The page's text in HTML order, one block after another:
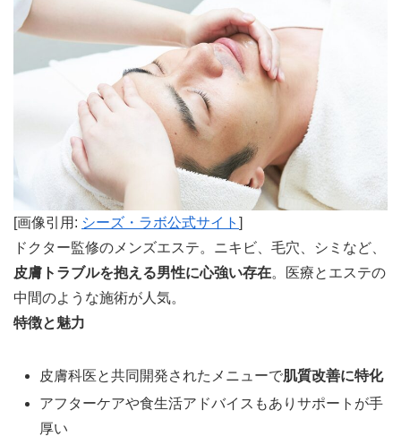
[画像引用: シーズ・ラボ公式サイト ]
ドクター監修のメンズエステ。ニキビ、毛穴、シミなど、
皮膚トラブルを抱える男性に心強い存在。医療とエステの
中間のような施術が人気。
特徴と魅力
皮膚科医と共同開発されたメニューで肌質改善に特化
アフターケアや食生活アドバイスもありサポートが手
厚い